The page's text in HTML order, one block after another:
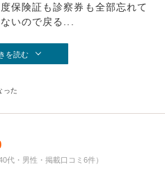
保険証も診察券も全部忘れて
いので戻る...
を読む
った
代・男性・掲載口コミ6件）